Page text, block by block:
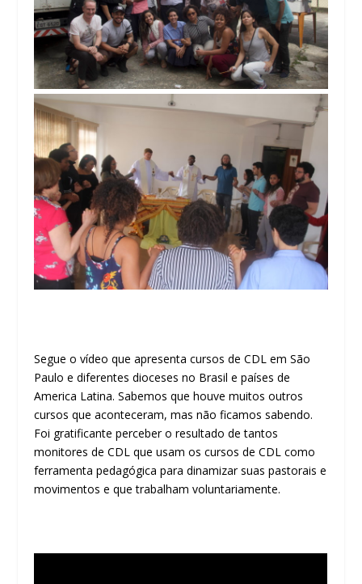
Segue o vídeo que apresenta cursos de CDL em São
Paulo e diferentes dioceses no Brasil e países de
America Latina. Sabemos que houve muitos outros
cursos que aconteceram, mas não ficamos sabendo.
Foi gratificante perceber o resultado de tantos
monitores de CDL que usam os cursos de CDL como
ferramenta pedagógica para dinamizar suas pastorais e
movimentos e que trabalham voluntariamente.